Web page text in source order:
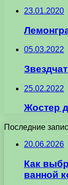
23.01.2020
05.03.2022
25.02.2022
Жостер
Последние
20.06.2026
Как
ванной